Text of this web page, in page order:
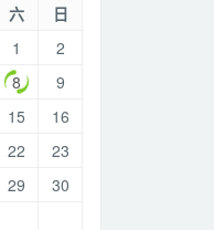
六
日
1
2
8
9
15
16
22
23
29
30